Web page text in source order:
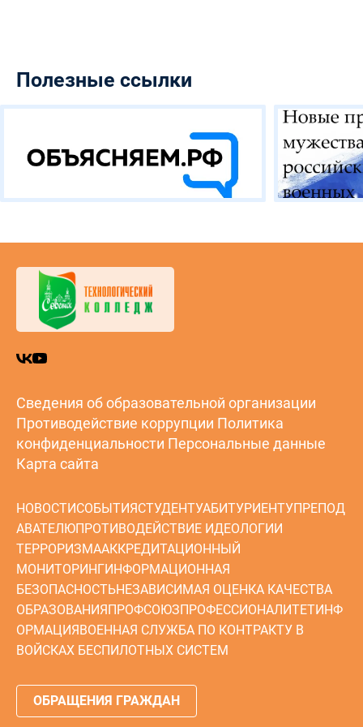
Полезные ссылки
Сведения об образовательной организации
Противодействие коррупции Политика
конфиденциальности Персональные данные
Карта сайта
НОВОСТИСОБЫТИЯСТУДЕНТУАБИТУРИЕНТУПРЕПОД
АВАТЕЛЮПРОТИВОДЕЙСТВИЕ ИДЕОЛОГИИ
ТЕРРОРИЗМААККРЕДИТАЦИОННЫЙ
МОНИТОРИНГИНФОРМАЦИОННАЯ
БЕЗОПАСНОСТЬНЕЗАВИСИМАЯ ОЦЕНКА КАЧЕСТВА
ОБРАЗОВАНИЯПРОФСОЮЗПРОФЕССИОНАЛИТЕТИНФ
ОРМАЦИЯВОЕННАЯ СЛУЖБА ПО КОНТРАКТУ В
ВОЙСКАХ БЕСПИЛОТНЫХ СИСТЕМ
ОБРАЩЕНИЯ ГРАЖДАН